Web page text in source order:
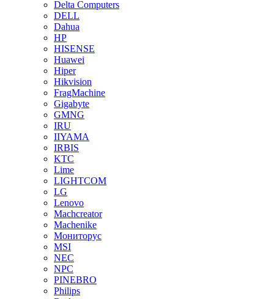
Delta Computers
DELL
Dahua
HP
HISENSE
Huawei
Hiper
Hikvision
FragMachine
Gigabyte
GMNG
IRU
IIYAMA
IRBIS
KTC
Lime
LIGHTCOM
LG
Lenovo
Machcreator
Machenike
Мониторус
MSI
NEC
NPC
PINEBRO
Philips